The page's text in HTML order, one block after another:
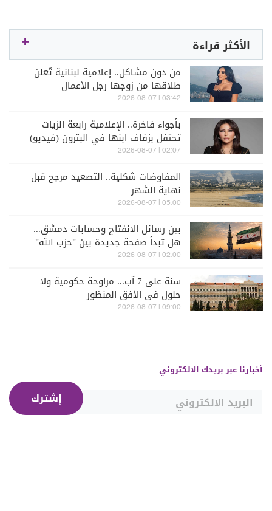
الأكثر قراءة
من دون مشاكل.. إعلامية لبنانية تُعلن
طلاقها من زوجها رجل الأعمال
03:42 | 2026-08-07
بأجواء فاخرة.. الإعلامية رابعة الزيات
تحتفل بزفاف ابنها في البترون (فيديو)
02:07 | 2026-08-07
المفاوضات شكلية.. التصعيد مرجح قبل
نهاية الشهر
05:00 | 2026-08-07
بين رسائل الانفتاح وحسابات دمشق...
هل تبدأ صفحة جديدة بين "حزب الله"
وسوريا - الشرع؟
02:00 | 2026-08-07
سنة على 7 آب... مراوحة حكومية ولا
حلول في الأفق المنظور
09:00 | 2026-08-07
أخبارنا عبر بريدك الالكتروني
إشترك